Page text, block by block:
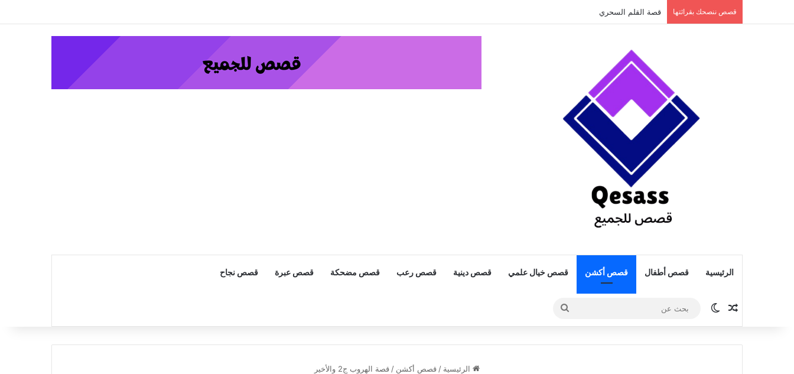
قصص ننصحك بقرائتها قصة الطفل الذي عاد من النار ج3
الرئيسية قصص أطفال قصص أكشن قصص خيال علمي قصص دينية قصص رعب قصص مضحكة قصص عبرة قصص نجاح
مقال عشوائي
الوضع المظلم
بحث
عن
الرئيسية / قصص أكشن / قصة الهروب ج2 والأخير